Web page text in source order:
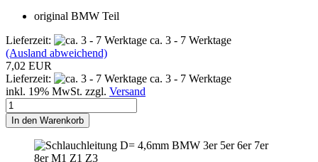
original BMW Teil
Lieferzeit:
ca. 3 - 7 Werktage
(Ausland abweichend)
7,02 EUR
Lieferzeit:
ca. 3 - 7 Werktage
inkl. 19% MwSt. zzgl. Versand
In den Warenkorb